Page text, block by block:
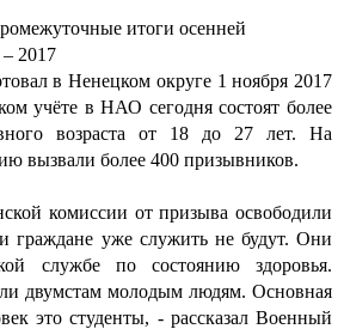
итоги осенней
2017
в Ненецком округе 1 ноября 2017
учёте в НАО сегодня состоят более
возраста от 18 до 27 лет. На
вызвали более 400 призывников.
комиссии от призыва освободили
граждане уже служить не будут. Они
службе по состоянию здоровья.
двумстам молодым людям. Основная
это студенты, - рассказал Военный